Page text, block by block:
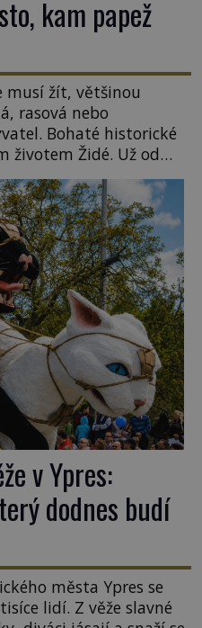
kam papež
musí žít, většinou
rasová nebo
Bohaté historické
životem Židé. Už od
chvíli nuceni v
patří i římské
Pokud jde o vztah
chlubit. […]
v Ypres:
dodnes budí
města Ypres se
lidí. Z věže slavné